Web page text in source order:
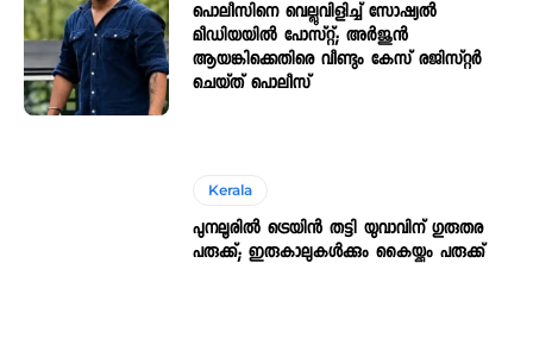
പൊലീസിനെ വെല്ലുവിളിച്ച് സോഷ്യൽ
മീഡിയയിൽ പോസ്റ്റ്; അർജുൻ
ആയങ്കിക്കെതിരെ വീണ്ടും കേസ് രജിസ്റ്റർ
ചെയ്ത് പൊലീസ്
Kerala
പുനലൂരിൽ ട്രെയിൻ തട്ടി യുവാവിന് ഗുരുതര
പരുക്ക്; ഇരുകാലുകൾക്കും കൈയ്ക്കും പരുക്ക്